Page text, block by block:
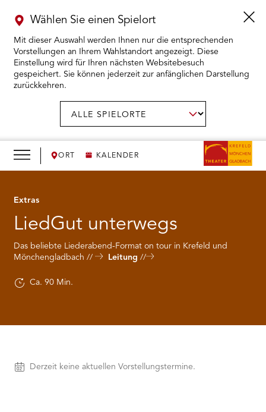
ORT KALENDER
Wählen Sie einen Spielort
Mit dieser Auswahl werden Ihnen nur die entsprechenden
Vorstellungen an Ihrem Wahlstandort angezeigt. Diese
Einstellung wird für Ihren nächsten Websitebesuch
gespeichert. Sie können jederzeit zur anfänglichen Darstellung
zurückkehren.
KARTENKAUF ÖFFNEN
WIR ÖFFNEN
DAS THEATER ÖFFNEN
THEATERPÄDAGOGIK ÖFFNEN
Extras
LiedGut unterwegs
Das beliebte Liederabend-Format on tour in Krefeld und
Mönchengladbach
Leitung
Ca. 90 Min.
Vorstellungen
Derzeit keine aktuellen Vorstellungstermine.